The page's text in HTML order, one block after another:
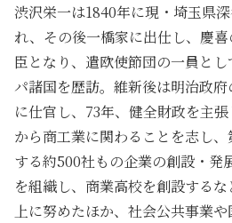
渋沢栄一は1840年に現・埼玉県
れ、その後一橋家に出仕し、慶
臣となり、遣欧使節団の一員と
パ諸国を歴訪。維新後は明治政
に仕官し、73年、健全財政を主
から商工業に関わることを志し
する約500社もの企業の創設・発
を組織し、商業高校を創設する
上に努めたほか、社会公共事業